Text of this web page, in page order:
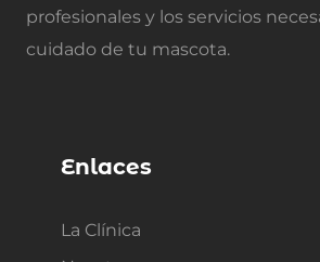
profesionales y los servicios
cuidado de tu mascota.
Enlaces
La Clínica